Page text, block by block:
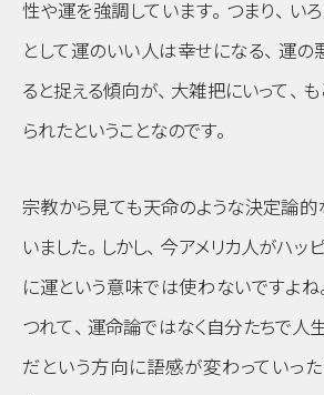
性や運を強調しています。 つまり、
い
として運のいい人は幸せになる、 運の
ると捉える傾向が、 大雑把にいって、
られたということなのです。
宗教から見ても天命のような決定論
いました。 しかし、 今アメリカ人がハッ
に運という意味では使わないですよね
つれて、 運命論ではなく自分たちで人
だという方向に語感が変わっていっ